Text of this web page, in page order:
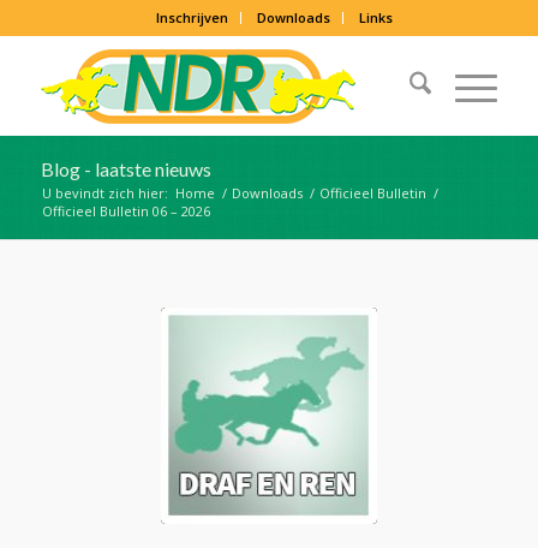
Inschrijven Downloads Links
Blog - laatste nieuws
U bevindt zich hier: Home / Downloads / Officieel Bulletin /
Officieel Bulletin 06 – 2026